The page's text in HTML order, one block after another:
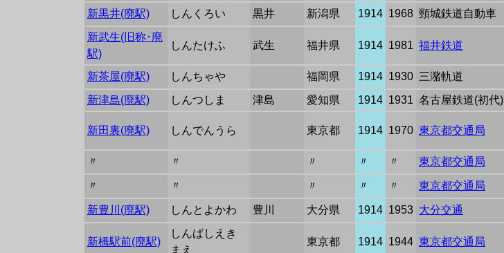
新黒井(廃駅)
しんくろい 黒井 新潟県 1914 1968 頸城鉄道自動車
新武生(旧称･廃
駅)
しんたけふ 武生 福井県 1914 1981 福井鉄道
新茶屋(廃駅) しんちゃや 福岡県 1914 1930 三潴軌道
新津島(廃駅)
しんつしま 津島 愛知県 1914 1931 名古屋鉄道(初代)
新田裏(廃駅) しんでんうら 東京都 1914 1970 東京都交通局
〃
〃 〃 〃 〃 東京都交通局
〃 〃 〃 〃 〃 東京都交通局
新豊川(廃駅) しんとよかわ 豊川 大分県 1914 1953 大分交通
新橋駅前(廃駅)
しんばしえき
まえ
東京都 1914 1944 東京都交通局